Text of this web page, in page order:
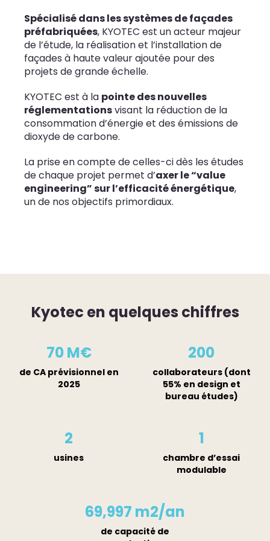
Spécialisé dans les systèmes de façades
préfabriquées, KYOTEC est un acteur majeur
de l’étude, la réalisation et l’installation de
façades à haute valeur ajoutée pour des
projets de grande échelle.
KYOTEC est à la pointe des nouvelles
réglementationsvisant la réduction de la
consommation d’énergie et des émissions de
dioxyde de carbone.
La prise en compte de celles-ci dès les études
de chaque projet permet d’axer le “value
engineering” sur l’efficacité énergétique,
un de nos objectifs primordiaux.
Kyotec en quelques chiffres
70 M€
de CA prévisionnel en
2025
200
collaborateurs (dont
55% en design et
bureau études)
2
usines
1
chambre d’essai
modulable
70,000 m2/an
de capacité de